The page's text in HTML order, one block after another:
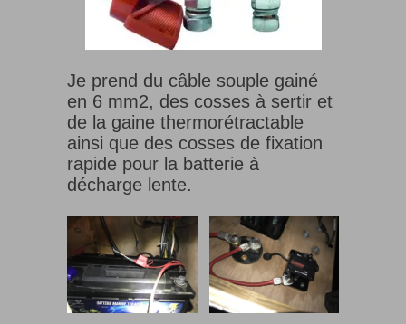
Je prend du câble souple gainé
en 6 mm2, des cosses à sertir et
de la gaine thermorétractable
ainsi que des cosses de fixation
rapide pour la batterie à
décharge lente.